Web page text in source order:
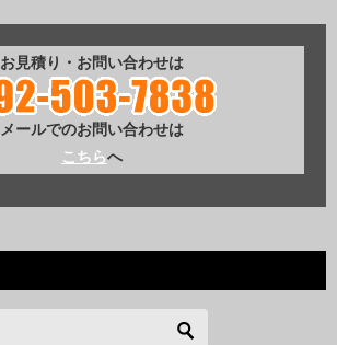
お見積り・お問い合わせは
メールでのお問い合わせは
こちらへ